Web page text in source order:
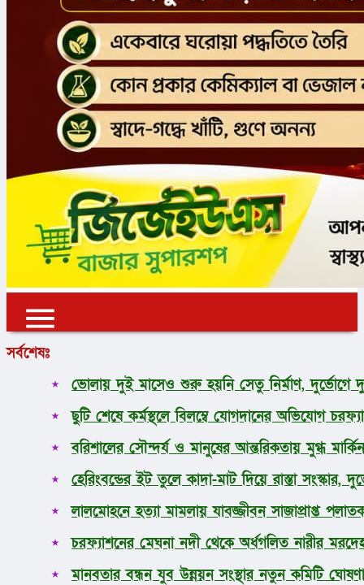
✕✕
প্রচ্ছদ
জাতীয়
আন্তর্জাতিক
অর্থনীতি
রাজনীতি
ধর্ম
লাইফস্টাইল
সোশ্যাল মিডিয়া
বিজ্ঞান ও প্রযুক্তি
সর্বশেষঃ
ভোলায় দুই মাসেও শুরু হয়নি সেতু নির্মাণ, দুর্ভোগে
ছুটি শেষে কর্মস্থলে বিলম্বে যোগদানের অভিযোগ
বরিশালের সৌন্দর্য ও মানুষের আন্তরিকতায় মুগ্ধ মার্কিন
হেরিংবন্ডের ইট তুলে কাদা-মাট দিয়ে রাস্তা সংস্কার,
লালমোহনে হত্যা মামলায় যাবজ্জীবন সাজাপ্রাপ্ত
চরফ্যাশনের মেঘনা নদী থেকে অর্ধগলিত নারীর
মানবতার বন্ধন যুব উন্নয়ন সংস্থার নতুন কমিটি ঘোষণা